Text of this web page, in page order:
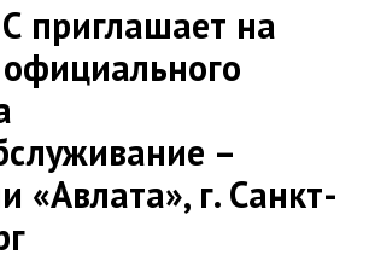
приглашает на
–
«Авлата», г. Санкт-